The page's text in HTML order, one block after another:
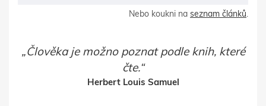
Nebo koukni na seznam článků.
Člověka je možno poznat podle knih, které
čte.
Herbert Louis Samuel